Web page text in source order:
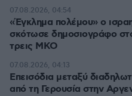
«Έγκλημα πολέμου» ο
σκότωσε δημοσιογράφο
τρεις ΜΚΟ
07.08.2026, 04:54
Επεισόδια μεταξύ
από τη Γερουσία στην
07.08.2026, 04:13